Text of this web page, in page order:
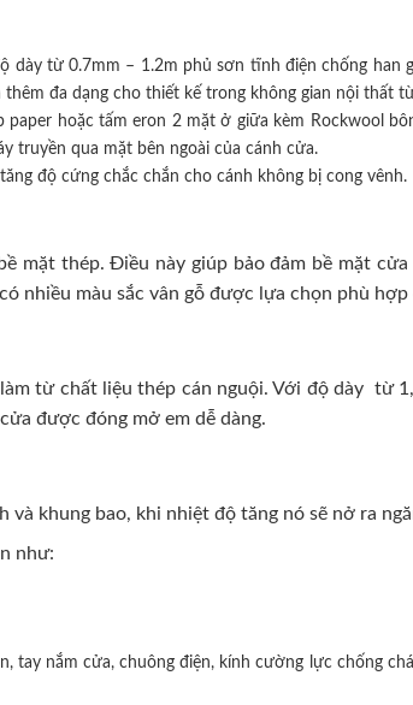
dày từ 0.7mm – 1.2m phủ sơn tĩnh điện chống
đa dạng cho thiết kế trong không gian nội thất
hoặc tấm eron 2 mặt ở giữa kèm Rockwool
truyền qua mặt bên ngoài của cánh cửa.
độ cứng chắc chắn cho cánh không bị cong vênh.
mặt thép. Điều này giúp bảo đảm bề mặt
nhiều màu sắc vân gỗ được lựa chọn phù
từ chất liệu thép cán nguội. Với độ dày từ
được đóng mở em dễ dàng.
khung bao, khi nhiệt độ tăng nó sẽ nở ra
như:
tay nắm cửa, chuông điện, kính cường lực chống